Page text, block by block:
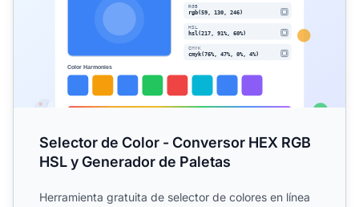
Selector de Color - Conversor HEX RGB
HSL y Generador de Paletas
Herramienta gratuita de selector de colores en línea